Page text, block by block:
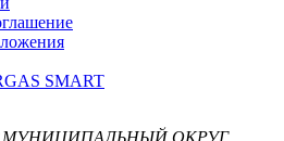
SMART
ОКРУГ